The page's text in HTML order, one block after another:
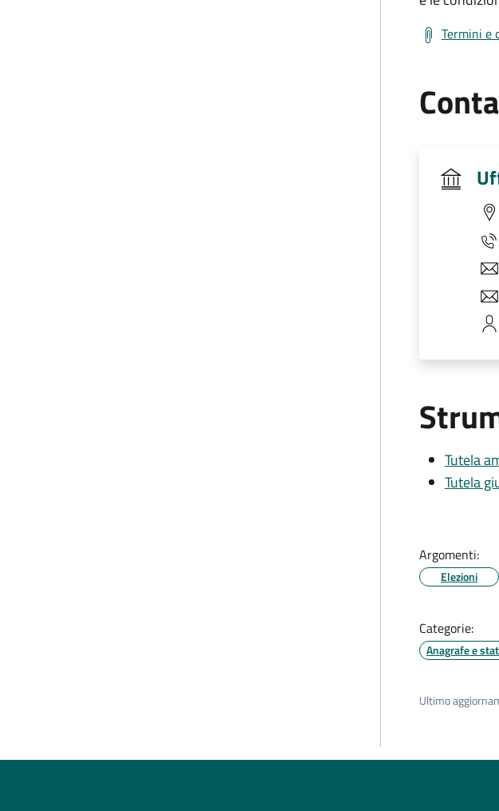
Termini e
Tutela
Tutela
Argomenti:
Elezioni
Categorie:
Anagrafe e
Ultimo